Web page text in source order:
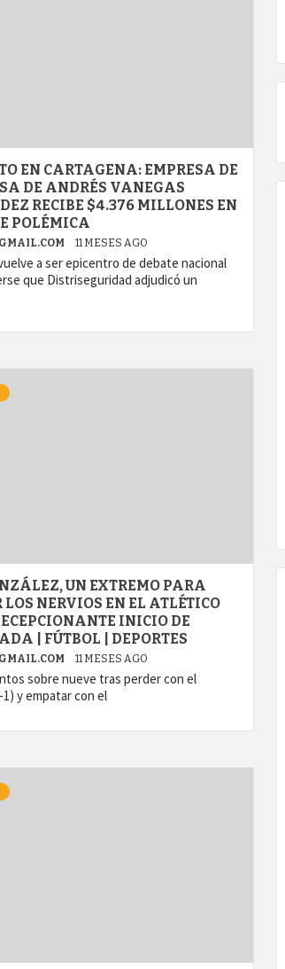
EN CARTAGENA: EMPRESA DE
DE ANDRÉS VANEGAS
RECIBE $4.376 MILLONES EN
POLÉMICA
11 MESES AGO
a ser epicentro de debate nacional
que Distriseguridad adjudicó un
UN EXTREMO PARA
NERVIOS EN EL ATLÉTICO
INICIO DE
| FÚTBOL | DEPORTES
11 MESES AGO
sobre nueve tras perder con el
1) y empatar con el